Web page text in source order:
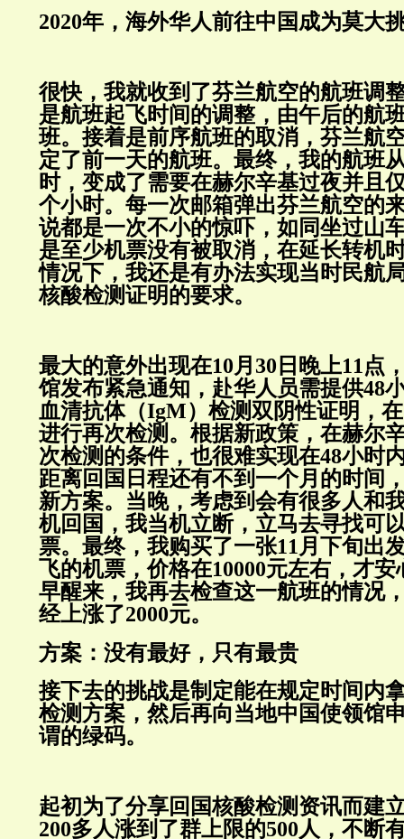
2020年，海外华人前往中国成为莫大
很快，我就收到了芬兰航空的航班调
是航班起飞时间的调整，由午后的航
班。接着是前序航班的取消，芬兰航
定了前一天的航班。最终，我的航班
时，变成了需要在赫尔辛基过夜并且
个小时。每一次邮箱弹出芬兰航空的
说都是一次不小的惊吓，如同坐过山
是至少机票没有被取消，在延长转机
情况下，我还是有办法实现当时民航
核酸检测证明的要求。
最大的意外出现在10月30日晚上11点
馆发布紧急通知，赴华人员需提供48
血清抗体（IgM）检测双阴性证明，
进行再次检测。根据新政策，在赫尔
次检测的条件，也很难实现在48小时
距离回国日程还有不到一个月的时间
新方案。当晚，考虑到会有很多人和
机回国，我当机立断，立马去寻找可
票。最终，我购买了一张11月下旬出
飞的机票，价格在10000元左右，才
早醒来，我再去检查这一航班的情况
经上涨了2000元。
方案：没有最好，只有最贵
接下去的挑战是制定能在规定时间内
检测方案，然后再向当地中国使领馆
谓的绿码。
起初为了分享回国核酸检测资讯而建
200多人涨到了群上限的500人，不断